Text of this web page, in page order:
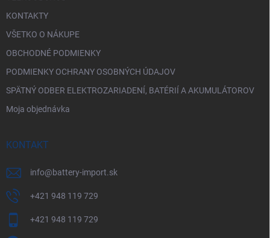
KONTAKTY
VŠETKO O NÁKUPE
OBCHODNÉ PODMIENKY
PODMIENKY OCHRANY OSOBNÝCH ÚDAJOV
SPÄTNÝ ODBER ELEKTROZARIADENÍ, BATÉRIÍ A AKUMULÁTOROV
Moja objednávka
KONTAKT
info@battery-import.sk
+421 948 119 729
+421 948 119 729